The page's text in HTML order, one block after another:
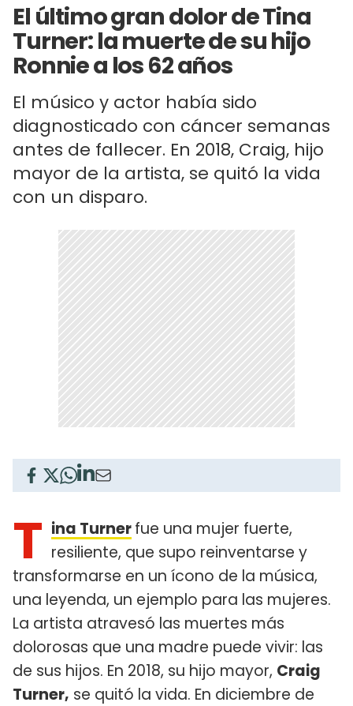
El último gran dolor de Tina
Turner: la muerte de su hijo
Ronnie a los 62 años
El músico y actor había sido
diagnosticado con cáncer semanas
antes de fallecer. En 2018, Craig, hijo
mayor de la artista, se quitó la vida
con un disparo.
T ina Turnerfue una mujer fuerte,
resiliente, que supo reinventarse y
transformarse en un ícono de la música,
una leyenda, un ejemplo para las mujeres.
La artista atravesó las muertes más
dolorosas que una madre puede vivir: las
de sus hijos. En 2018, su hijo mayor, Craig
Turner, se quitó la vida. En diciembre de